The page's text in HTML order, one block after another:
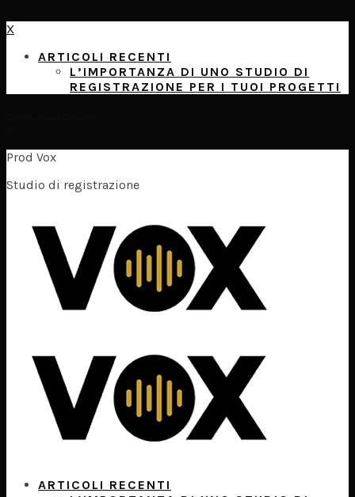
X
ARTICOLI RECENTI
L’IMPORTANZA DI UNO STUDIO DI
REGISTRAZIONE PER I TUOI PROGETTI
Prod Vox
Studio di registrazione
ARTICOLI RECENTI